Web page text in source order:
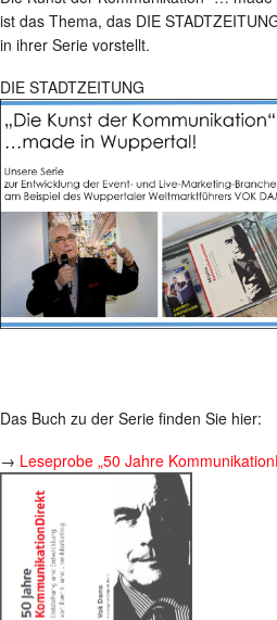
ist das Thema, das DIE
in ihrer Serie vorstellt.
DIE STADTZEITUNG
Das Buch zu der Serie finden Sie hier:
→ Leseprobe „50 Jahre